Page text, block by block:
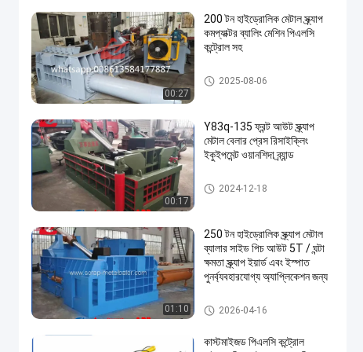
00:27
200 টন হাইড্রোলিক মেটাল স্ক্র্যাপ
কমপ্যাক্টর ব্যালিং মেশিন পিএলসি
কন্ট্রোল সহ
মেটাল স্ক্র্যাপ বালিং মেশিন
2025-08-06
00:17
Y83q-135 ফ্রন্ট আউট স্ক্র্যাপ
মেটাল বেলার প্রেস রিসাইক্লিং
ইকুইপমেন্ট ওয়ানশিদা ব্র্যান্ড
মেটাল baler স্ক্র্যাপ
2024-12-18
01:10
250 টন হাইড্রোলিক স্ক্র্যাপ মেটাল
ব্যালার সাইড পিচ আউট 5T / ঘন্টা
ক্ষমতা স্ক্র্যাপ ইয়ার্ড এবং ইস্পাত
পুনর্ব্যবহারযোগ্য অ্যাপ্লিকেশন জন্য
মেটাল baler স্ক্র্যাপ
2026-04-16
কাস্টমাইজড পিএলসি কন্ট্রোল